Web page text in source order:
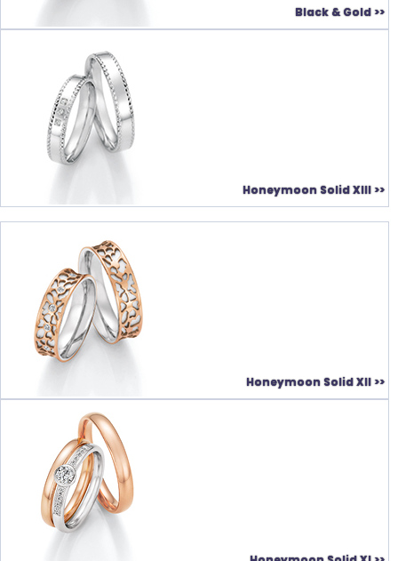
Black & Gold >>
Honeymoon Solid XIII >>
Honeymoon Solid XII >>